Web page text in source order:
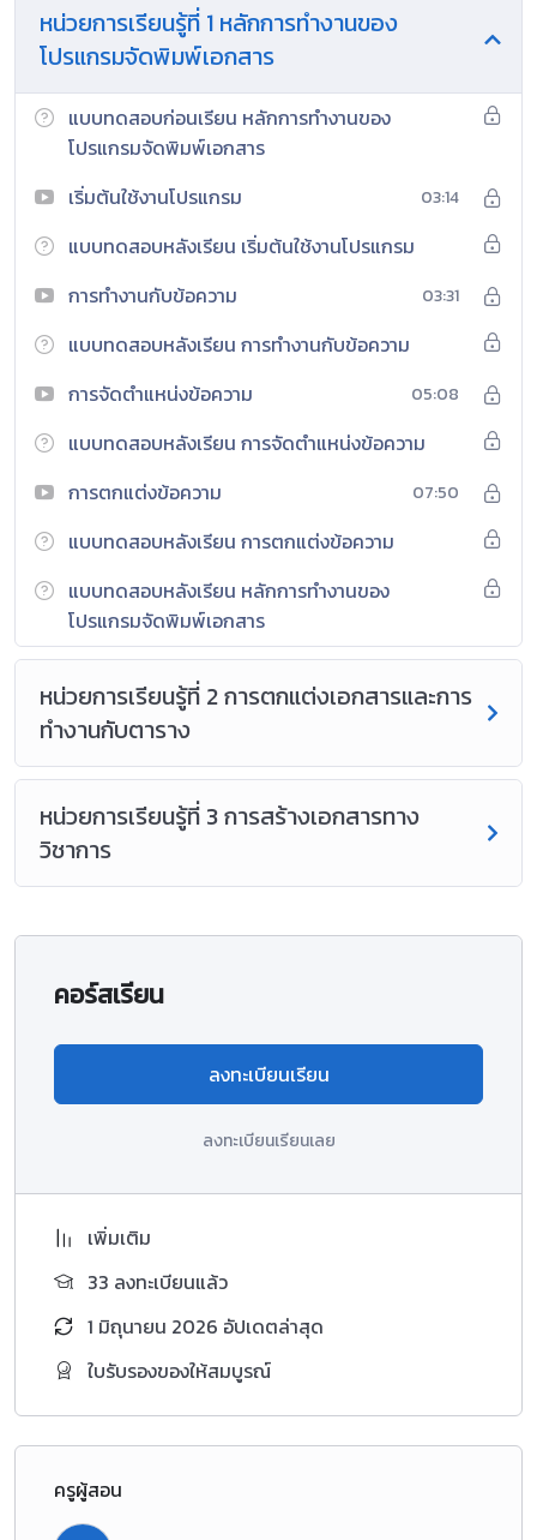
หน่วยการเรียนรู้ที่ 1 หลักการทำงานของ
โปรแกรมจัดพิมพ์เอกสาร
แบบทดสอบก่อนเรียน หลักการทำงานของ
โปรแกรมจัดพิมพ์เอกสาร
เริ่มต้นใช้งานโปรแกรม
03:14
แบบทดสอบหลังเรียน เริ่มต้นใช้งานโปรแกรม
การทำงานกับข้อความ
03:31
แบบทดสอบหลังเรียน การทำงานกับข้อความ
การจัดตำแหน่งข้อความ
05:08
แบบทดสอบหลังเรียน การจัดตำแหน่งข้อความ
การตกแต่งข้อความ
07:50
แบบทดสอบหลังเรียน การตกแต่งข้อความ
แบบทดสอบหลังเรียน หลักการทำงานของ
โปรแกรมจัดพิมพ์เอกสาร
หน่วยการเรียนรู้ที่ 2 การตกแต่งเอกสารและการ
ทำงานกับตาราง
หน่วยการเรียนรู้ที่ 3 การสร้างเอกสารทาง
วิชาการ
คอร์สเรียน
ลงทะเบียนเรียน
ลงทะเบียนเรียนเลย
เพิ่มเติม
33 ลงทะเบียนแล้ว
1 มิถุนายน 2026 อัปเดตล่าสุด
ใบรับรองของให้สมบูรณ์
ครูผู้สอน